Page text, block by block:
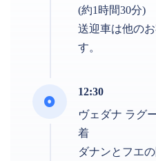
(約1時間30分)
送迎車は他の
す。
12:30
ヴェダナ ラグ
着
ダナンとフエ